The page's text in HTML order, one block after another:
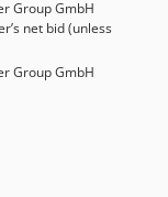
Operação com
de
do quadro
da
Group GmbH
net bid (unless
Group GmbH